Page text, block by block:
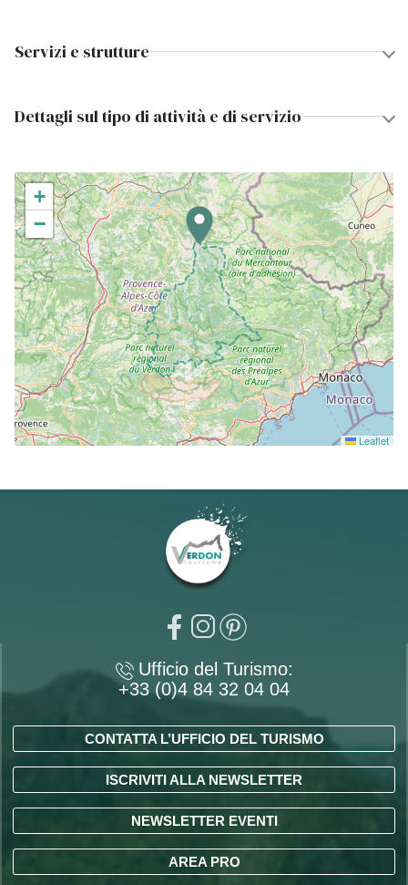
Servizi e strutture
Dettagli sul tipo di attività e di servizio
+
−
Leaflet
Ufficio del Turismo:
+33 (0)4 84 32 04 04
CONTATTA L’UFFICIO DEL TURISMO
ISCRIVITI ALLA NEWSLETTER
NEWSLETTER EVENTI
AREA PRO